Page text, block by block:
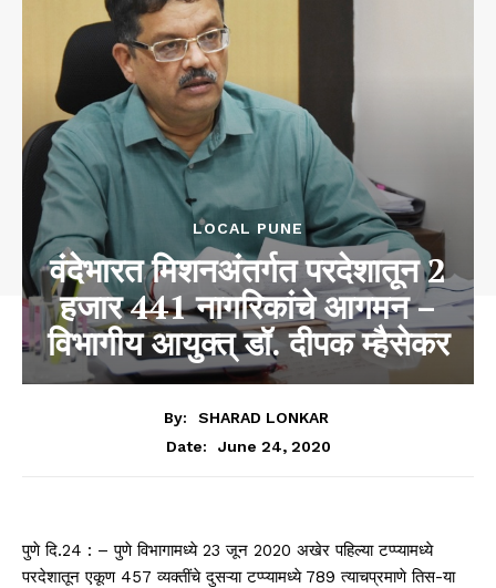
LOCAL PUNE
वंदेभारत मिशनअंतर्गत परदेशातून 2
हजार 441 नागरिकांचे आगमन –
विभागीय आयुक्त् डॉ. दीपक म्हैसेकर
By:
SHARAD LONKAR
Date:
June 24, 2020
पुणे दि.24 : – पुणे विभागामध्ये 23 जून 2020 अखेर पहिल्या टप्प्यामध्ये
परदेशातून एकूण 457 व्यक्तींचे दुसऱ्या टप्प्यामध्ये 789 त्याचप्रमाणे तिस-या